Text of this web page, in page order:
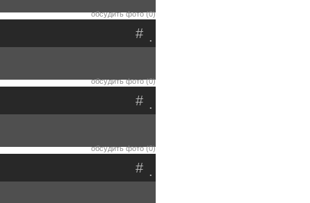
обсудить фото (0)
.
#
обсудить фото (0)
.
#
обсудить фото (0)
.
#